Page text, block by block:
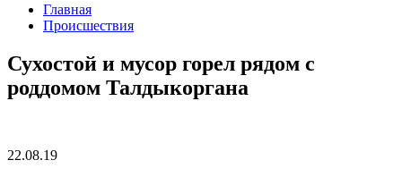
Главная
Происшествия
Сухостой и мусор горел рядом с
роддомом Талдыкоргана
22.08.19